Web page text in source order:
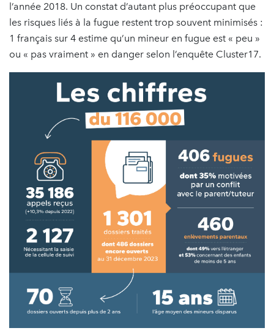
l’année 2018. Un constat d’autant plus préoccupant que
les risques liés à la fugue restent trop souvent minimisés :
1 français sur 4 estime qu’un mineur en fugue est « peu »
ou « pas vraiment » en danger selon l’enquête Cluster17.